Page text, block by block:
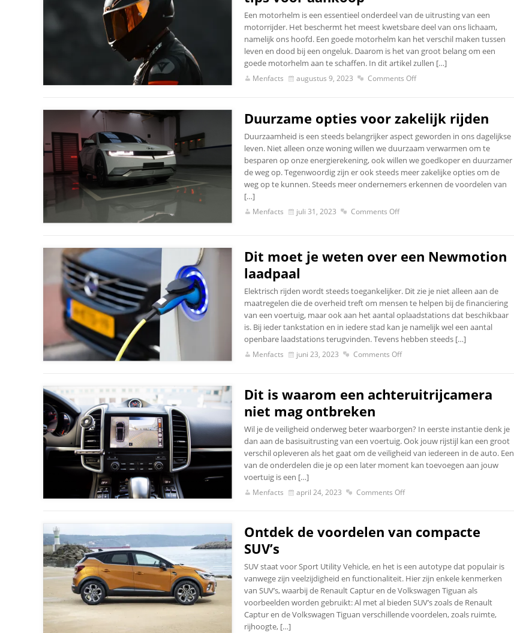
Een motorhelm is een essentieel onderdeel van de uitrusting van een
motorrijder. Het beschermt het meest kwetsbare deel van ons lichaam,
namelijk ons hoofd. Een goede motorhelm kan het verschil maken tussen
leven en dood bij een ongeluk. Daarom is het van groot belang om een
goede motorhelm aan te schaffen. In dit artikel zullen […]
Menfacts augustus 9, 2023 Comments Off
Duurzame opties voor zakelijk rijden
Duurzaamheid is een steeds belangrijker aspect geworden in ons dagelijkse
leven. Niet alleen onze woning willen we duurzaam verwarmen om te
besparen op onze energierekening, ook willen we goedkoper en duurzamer
de weg op. Tegenwoordig zijn er ook steeds meer zakelijke opties om de
weg op te kunnen. Steeds meer ondernemers erkennen de voordelen van
[…]
Menfacts juli 31, 2023 Comments Off
Dit moet je weten over een Newmotion
laadpaal
Elektrisch rijden wordt steeds toegankelijker. Dit zie je niet alleen aan de
maatregelen die de overheid treft om mensen te helpen bij de financiering
van een voertuig, maar ook aan het aantal oplaadstations dat beschikbaar
is. Bij ieder tankstation en in iedere stad kan je namelijk wel een aantal
openbare laadstations terugvinden. Tevens hebben steeds […]
Menfacts juni 23, 2023 Comments Off
Dit is waarom een achteruitrijcamera
niet mag ontbreken
Wil je de veiligheid onderweg beter waarborgen? In eerste instantie denk je
dan aan de basisuitrusting van een voertuig. Ook jouw rijstijl kan een groot
verschil opleveren als het gaat om de veiligheid van iedereen in de auto. Een
van de onderdelen die je op een later moment kan toevoegen aan jouw
voertuig is een […]
Menfacts april 24, 2023 Comments Off
Ontdek de voordelen van compacte
SUV’s
SUV staat voor Sport Utility Vehicle, en het is een autotype dat populair is
vanwege zijn veelzijdigheid en functionaliteit. Hier zijn enkele kenmerken
van SUV’s, waarbij de Renault Captur en de Volkswagen Tiguan als
voorbeelden worden gebruikt: Al met al bieden SUV’s zoals de Renault
Captur en de Volkswagen Tiguan verschillende voordelen, zoals ruimte,
rijhoogte, […]